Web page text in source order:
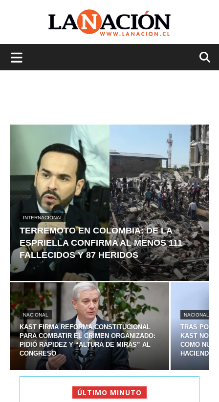
INTERNACIONAL
TERREMOTO EN COLOMBIA: DE LA
ESPRIELLA CONFIRMA AL MENOS 111
FALLECIDOS Y 87 HERIDOS
NACIONAL
KAST FIRMA REFORMA CONSTITUCIONAL
PARA COMBATIR EL CRIMEN ORGANIZADO:
PIDIÓ RAPIDEZ Y “ALTURA DE MIRAS” AL
CONGRESO
NACIONAL
TRAS
KAST
COMO
HACIENDA
ÚLTIMO MINUTO